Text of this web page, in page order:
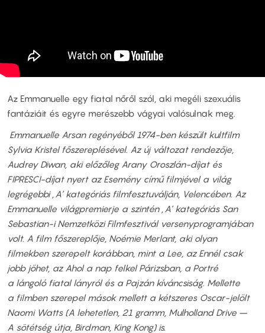
Az Emmanuelle egy fiatal nőről szól, aki megéli szexuális
fantáziáit és egyre merészebb vágyai valósulnak meg.
Emmanuelle Arsan regényéből 1974-ben készült kultfilm
Sylvia Kristel főszereplésével. Az új változat rendezője,
Audrey Diwan, aki előzőleg Arany Oroszlán-díjat és
FIPRESCI-díjat nyert az Esemény című filmjével a világ
legrégebbi ‚A‘ kategóriás filmfesztuválján, Velencében. Az
Emmanuelle világpremierje a szintén ‚A’ kategóriás San
Sebastian-i Nemzetközi Filmfesztivál versenyprogramjában
volt. A film főszereplője, Noémie Merlant, aki olyan
filmekben szerepelt korábban, mint a Lee, az Ennél csak
jobb jöhet, az Ahol a nap felkel Párizsban, a Portré
a lángoló fiatal lányról és a Pajzán kíváncsiság. Mellette
a filmben szerepel mások mellett a kétszeres Oscar-jelölt
Naomi Watts (A lehetetlen, 21 gramm, Mulholland Drive –
A sötétség útja, Birdman, King Kong) is.